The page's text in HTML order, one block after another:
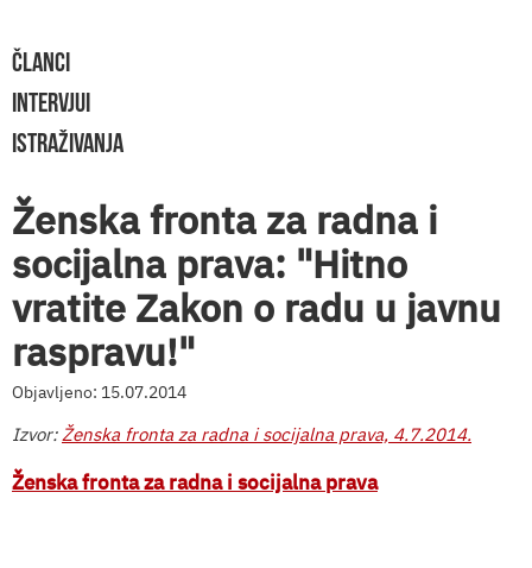
ČLANCI
INTERVJUI
ISTRAŽIVANJA
Ženska fronta za radna i
socijalna prava: "Hitno
vratite Zakon o radu u javnu
raspravu!"
Objavljeno: 15.07.2014
Izvor:Ženska fronta za radna i socijalna prava, 4.7.2014.
Ženska fronta za radna i socijalna prava